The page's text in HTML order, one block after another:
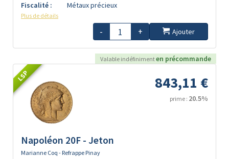
Fiscalité :
Métaux précieux
Plus de détails
- + Ajouter
Valable indéfinimenten précommande
LSP 843,11 €
prime : 20.5%
Napoléon 20F - Jeton
Marianne Coq - Refrappe Pinay